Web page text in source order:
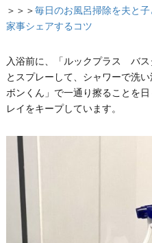
＞＞＞毎日のお風呂掃除を夫と
家事シェアするコツ
入浴前に、「ルックプラス バス
とスプレーして、シャワーで洗
ボンくん」で一通り擦ることを
レイをキープしています。